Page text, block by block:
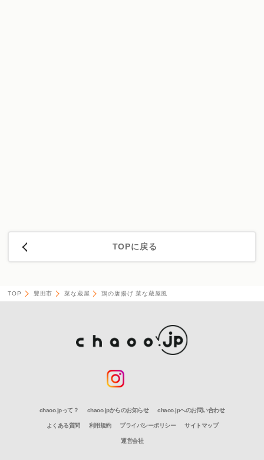
TOPに戻る
TOP 豊田市 菜な蔵屋 鶏の唐揚げ 菜な蔵屋風
chaoo.jpって？ chaoo.jpからのお知らせ chaoo.jpへのお問い合わせ
よくある質問 利用規約 プライバシーポリシー サイトマップ
運営会社